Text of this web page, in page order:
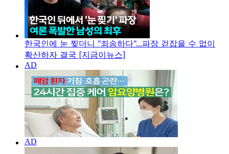
한국인에 눈 찢더니 "죄송하다"...파장 걷잡을 수 없이
확산하자 결국 [지금이뉴스]